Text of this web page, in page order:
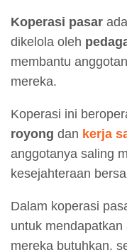
Koperasi pasar
dikelola oleh
membantu
mereka.
Koperasi ini
royong dan kerja
anggotanya saling
kesejahteraan
Dalam koperasi
untuk
mereka butuhkan,